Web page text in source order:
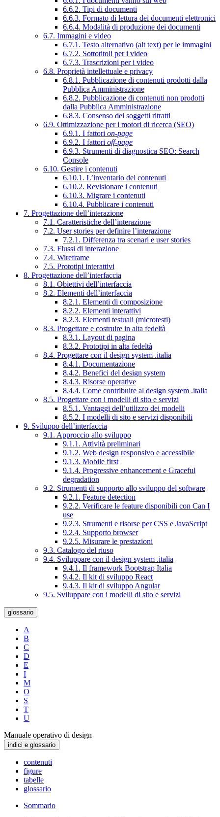
6.6.2. Tipi di documenti
6.6.3. Formato di lettura dei documenti elettronici
6.6.4. Modalità di produzione dei documenti
6.7. Immagini e video
6.7.1. Testo alternativo (alt text) per le immagini
6.7.2. Sottotitoli per i video
6.7.3. Trascrizioni per i video
6.8. Proprietà intellettuale e privacy
6.8.1. Pubblicazione di contenuti prodotti dalla
Pubblica Amministrazione
6.8.2. Pubblicazione di contenuti non prodotti
dalla Pubblica Amministrazione
6.8.3. Consenso dei soggetti ritratti
6.9. Ottimizzazione per i motori di ricerca (SEO)
6.9.1. I fattori on-page
6.9.2. I fattori off-page
6.9.3. Strumenti di diagnostica SEO: Search
Console
6.10. Gestire i contenuti
6.10.1. L’inventario dei contenuti
6.10.2. Revisionare i contenuti
6.10.3. Migrare i contenuti
6.10.4. Pubblicare i contenuti
7. Progettazione dell’interazione
7.1. Caratteristiche dell’interazione
7.2. User stories per definire l’interazione
7.2.1. Differenza tra scenari e user stories
7.3. Flussi di interazione
7.4. Wireframe
7.5. Prototipi interattivi
8. Progettazione dell’interfaccia
8.1. Obiettivi dell’interfaccia
8.2. Elementi dell’interfaccia
8.2.1. Elementi di composizione
8.2.2. Elementi interattivi
8.2.3. Elementi testuali (microtesti)
8.3. Progettare e costruire in alta fedeltà
8.3.1. Layout di pagina
8.3.2. Prototipi in alta fedeltà
8.4. Progettare con il design system .italia
8.4.1. Documentazione
8.4.2. Benefici del design system
8.4.3. Risorse operative
8.4.4. Come contribuire al design system .italia
8.5. Progettare con i modelli di sito e servizi
8.5.1. Vantaggi dell’utilizzo dei modelli
8.5.2. I modelli di sito e servizi disponibili
9. Sviluppo dell’interfaccia
9.1. Approccio allo sviluppo
9.1.1. Attività preliminari
9.1.2. Web design responsivo e accessibile
9.1.3. Mobile first
9.1.4. Progressive enhancement e Graceful
degradation
9.2. Strumenti di supporto allo sviluppo del software
9.2.1. Feature detection
9.2.2. Verificare le feature disponibili con Can I
use
9.2.3. Strumenti e risorse per CSS e JavaScript
9.2.4. Supporto browser
9.2.5. Misurare le prestazioni
9.3. Catalogo del riuso
9.4. Sviluppare con il design system .italia
9.4.1. Il framework Bootstrap Italia
9.4.2. Il kit di sviluppo React
9.4.3. Il kit di sviluppo Angular
9.5. Sviluppare con i modelli di sito e servizi
glossario
A
B
C
D
E
I
M
O
S
T
U
Manuale operativo di design
indici e glossario
contenuti
figure
tabelle
glossario
Sommario